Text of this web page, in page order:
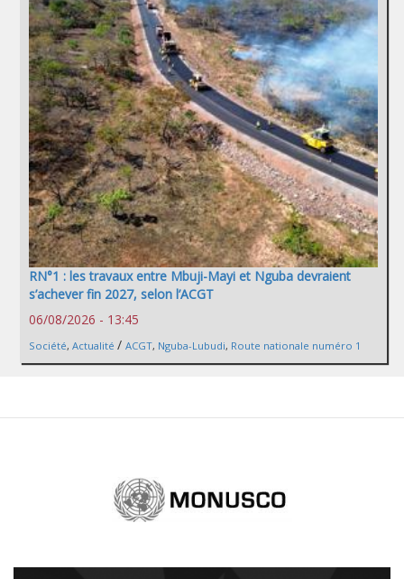
RN°1 : les travaux entre Mbuji-Mayi et Nguba devraient
s’achever fin 2027, selon l’ACGT
06/08/2026 - 13:45
Société, Actualité / ACGT, Nguba-Lubudi, Route nationale numéro 1